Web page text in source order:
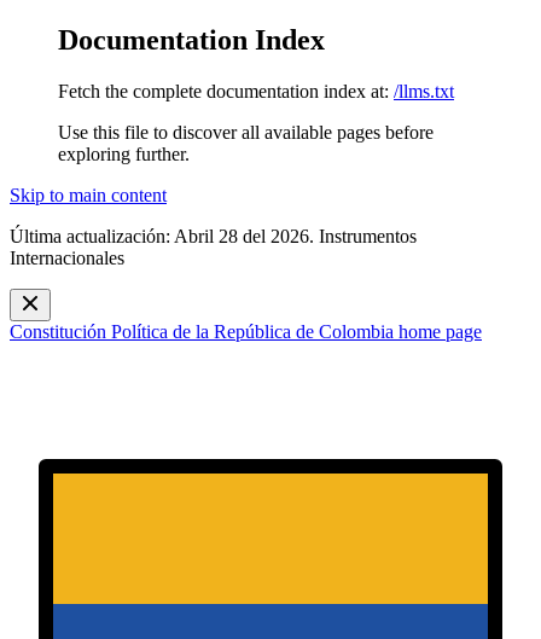
Documentation Index
Fetch the complete documentation index at: /llms.txt
Use this file to discover all available pages before
exploring further.
Skip to main content
Última actualización: Abril 28 del 2026. Instrumentos
Internacionales
Constitución Política de la República de Colombia home page